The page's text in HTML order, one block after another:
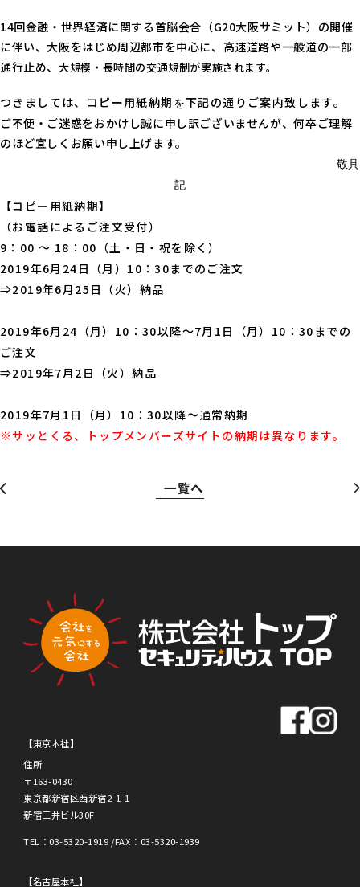
14回金融・世界経済に関する首脳会合（G20大阪サミット） の開催
に伴い、大阪をはじめ周辺都市を中心に、高速道路や一般道の一部
通行止め、大規模・長時間の交通規制が実施されます。
つきましては、コピー用紙納期 を下記の通りご案内致します。
ご不便・ご迷惑をおかけし誠に申し訳ございませんが、何卒ご理解
のほど宜しくお願い申し上げます。
敬具
記
【コピー用紙納期】
（お電話によるご注文受付）
9：00 ～ 18：00（土・日・祝を除く）
2019年6月24日（月）10：30までのご注文
⇒2019年6月25日（火）納品
2019年6月24（月）10：30以降～7月1日（月）10： 30までの
ご注文
⇒2019年7月2日（火）納品
2019年7月1日（月）10：30以降～通常納期
※サッとくる、トップメンバーズサイトの納期は異なります。
一覧へ
【東京本社】
住所
〒163-0430
東京都新宿区西新宿2-1-1
新宿三井ビル30F
TEL 03-5320-1919 FAX 03-5320-1939
【名古屋本社】
トップの幅広いサービス
M＆A事業
リサイクル事業 トラベル事業
導入事例 トップの特徴アフターサービス
PUBLICITY
お知らせ
RECRUIT
採用情報
総合受付窓口
0120-519-199
ご相談・お問い合わせ
トップ新聞のアンケートに答える
TOT
AL
OFF
ICE